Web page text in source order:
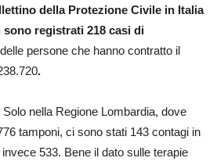
della Protezione Civile in Italia
sono registrati 218 casi di
persone che hanno contratto il
.
Solo nella Regione Lombardia, dove
tamponi, ci sono stati 143 contagi in
533. Bene il dato sulle terapie